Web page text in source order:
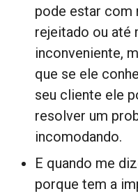
pode estar com
rejeitado ou até
inconveniente,
que se ele
seu cliente ele
resolver um
incomodando.
E quando me
porque tem a